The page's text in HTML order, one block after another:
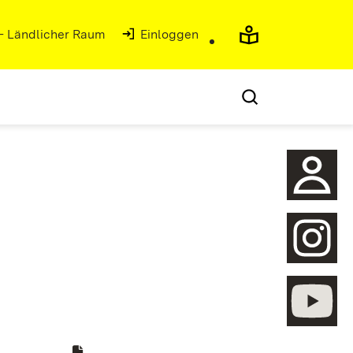
Ländlicher Raum Einloggen
öffnen